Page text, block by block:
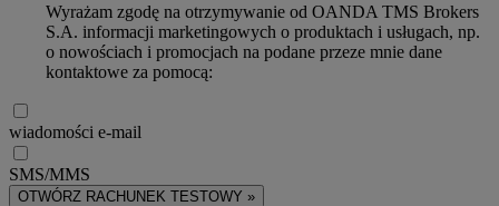
Wyrażam zgodę na otrzymywanie od OANDA TMS Brokers
S.A. informacji marketingowych o produktach i usługach, np.
o nowościach i promocjach na podane przeze mnie dane
kontaktowe za pomocą:
wiadomości e-mail
SMS/MMS
OTWÓRZ RACHUNEK TESTOWY »